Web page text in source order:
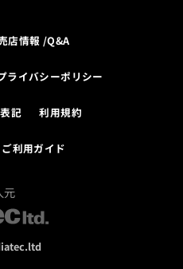
店情報 /Q&A
ライバシーポリシー
記 利用規約
ご利用ガイド
元